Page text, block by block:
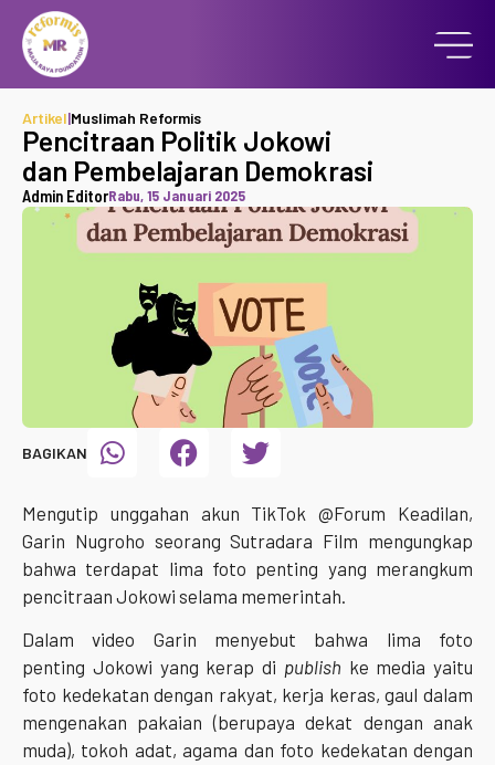
Artikel|Muslimah Reformis
Pencitraan Politik Jokowi
dan Pembelajaran Demokrasi
Admin EditorRabu, 15 Januari 2025
BAGIKAN
Mengutip unggahan akun TikTok @Forum Keadilan,
Garin Nugroho seorang Sutradara Film mengungkap
bahwa terdapat lima foto penting yang merangkum
pencitraan Jokowi selama memerintah.
Dalam video Garin menyebut bahwa lima foto
penting Jokowi yang kerap di publish ke media yaitu
foto kedekatan dengan rakyat, kerja keras, gaul dalam
mengenakan pakaian (berupaya dekat dengan anak
muda), tokoh adat, agama dan foto kedekatan dengan